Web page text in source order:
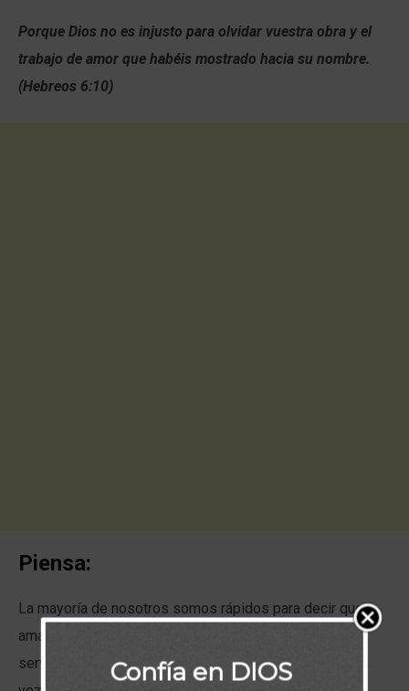
Porque Dios no es injusto para olvidar vuestra obra y el
trabajo de amor que habéis mostrado hacia su nombre.
(Hebreos 6:10)
Piensa:
La mayoría de nosotros somos rápidos para decir que
amamos a Dios, pero a veces nuestra disposición a
servirle es otra historia. Piense sinceramente si alguna
Confía en DIOS